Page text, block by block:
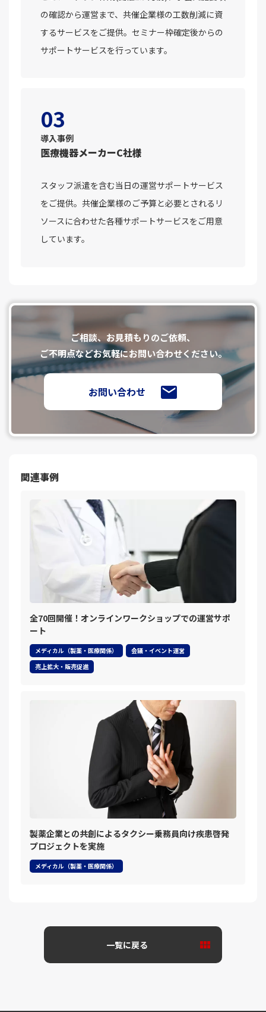
の確認から運営まで、共催企業様の工数削減に資
するサービスをご提供。セミナー枠確定後からの
サポートサービスを行っています。
03
導入事例
医療機器メーカーC社様
スタッフ派遣を含む当日の運営サポートサービス
をご提供。共催企業様のご予算と必要とされるリ
ソースに合わせた各種サポートサービスをご用意
しています。
ご相談、お⾒積もりのご依頼、
ご不明点などお気軽にお問い合わせください。
お問い合わせ
関連事例
全70回開催！オンラインワークショップでの運営サポ
ート
メディカル（製薬・医療関係）
会議・イベント運営
売上拡大・販売促進
製薬企業との共創によるタクシー乗務員向け疾患啓発
プロジェクトを実施
メディカル（製薬・医療関係）
一覧に戻る